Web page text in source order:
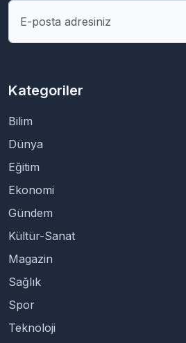
Kategoriler
Bilim
Dünya
Eğitim
Ekonomi
Gündem
Kültür-Sanat
Magazin
Sağlık
Spor
Teknoloji